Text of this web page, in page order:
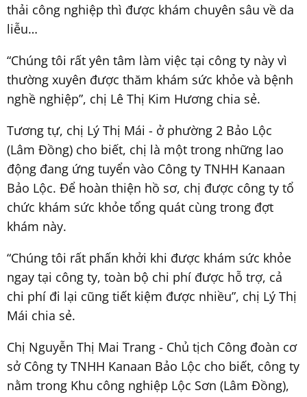
thải công nghiệp thì được khám chuyên sâu về da
liễu…
“Chúng tôi rất yên tâm làm việc tại công ty này vì
thường xuyên được thăm khám sức khỏe và bệnh
nghề nghiệp”, chị Lê Thị Kim Hương chia sẻ.
Tương tự, chị Lý Thị Mái - ở phường 2 Bảo Lộc
(Lâm Đồng) cho biết, chị là một trong những lao
động đang ứng tuyển vào Công ty TNHH Kanaan
Bảo Lộc. Để hoàn thiện hồ sơ, chị được công ty tổ
chức khám sức khỏe tổng quát cùng trong đợt
khám này.
“Chúng tôi rất phấn khởi khi được khám sức khỏe
ngay tại công ty, toàn bộ chi phí được hỗ trợ, cả
chi phí đi lại cũng tiết kiệm được nhiều”, chị Lý Thị
Mái chia sẻ.
Chị Nguyễn Thị Mai Trang - Chủ tịch Công đoàn cơ
sở Công ty TNHH Kanaan Bảo Lộc cho biết, công ty
nằm trong Khu công nghiệp Lộc Sơn (Lâm Đồng),